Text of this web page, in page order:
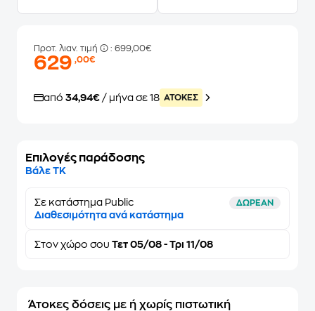
Προτ. λιαν. τιμή : 699,00€
629,00€
από 34,94€ / μήνα σε 18 ATOKEΣ
Επιλογές παράδοσης
Βάλε ΤΚ
Σε κατάστημα Public ΔΩΡΕΑΝ
Διαθεσιμότητα ανά κατάστημα
Στον χώρο σου Τετ 05/08 - Τρι 11/08
Άτοκες δόσεις με ή χωρίς πιστωτική